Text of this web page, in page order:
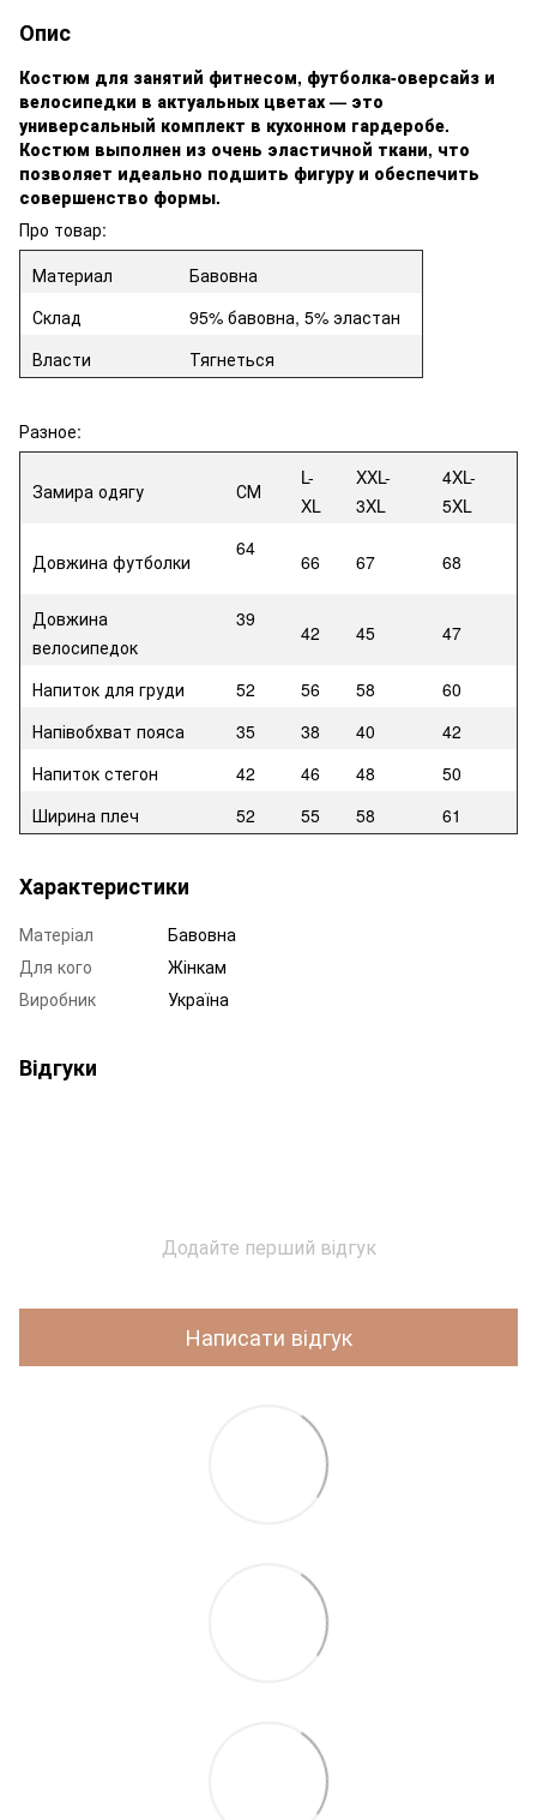
Опис
Костюм для занятий фитнесом, футболка-оверсайз и
велосипедки в актуальных цветах — это
универсальный комплект в кухонном гардеробе.
Костюм выполнен из очень эластичной ткани, что
позволяет идеально подшить фигуру и обеспечить
совершенство формы.
Про товар:
Материал
Бавовна
Склад
95% бавовна, 5% эластан
Власти
Тягнеться
Разное:
Замира одягу СМ
L-
XL
XXL-
3XL
4XL-
5XL
Довжина футболки
64
66 67 68
Довжина
велосипедок
39
42 45 47
Напиток для груди 52 56 58
60
Напівобхват пояса
35 38 40
42
Напиток стегон
42 46 48
50
Ширина плеч
52 55 58 61
Характеристики
Матеріал
Бавовна
Для кого
Жінкам
Виробник
Україна
Відгуки
Додайте перший відгук
Написати відгук